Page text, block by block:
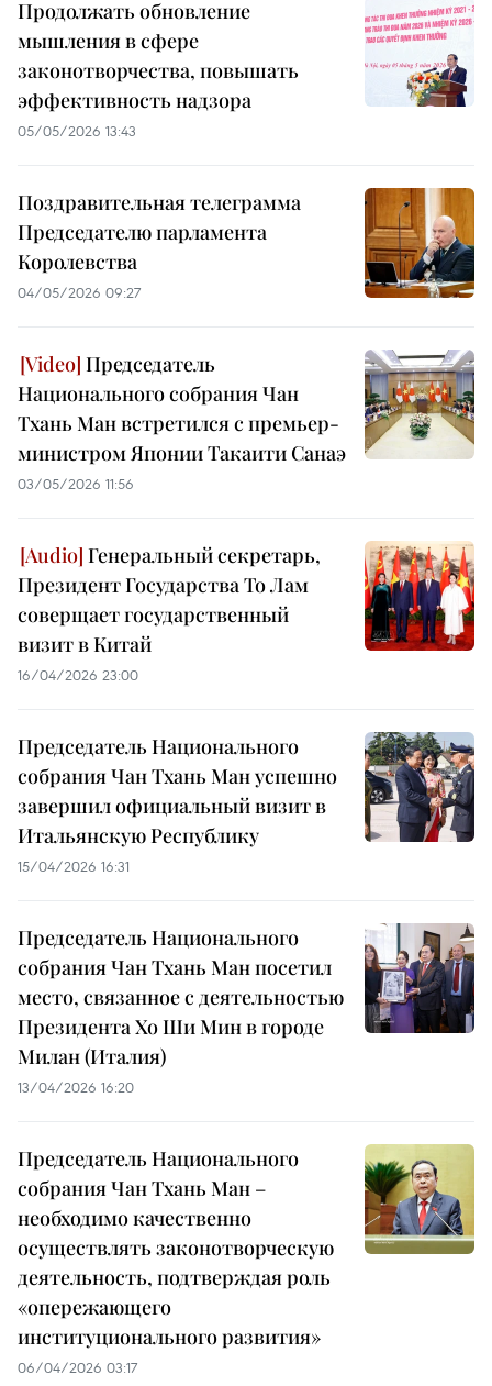
Продолжать обновление
мышления в сфере
законотворчества, повышать
эффективность надзора
05/05/2026 13:43
Поздравительная телеграмма
Председателю парламента
Королевства
04/05/2026 09:27
Председатель
Национального собрания Чан
Тхань Ман встретился с премьер-
министром Японии Такаити Санаэ
03/05/2026 11:56
Генеральный секретарь,
Президент Государства То Лам
соверщает государственный
визит в Китай
16/04/2026 23:00
Председатель Национального
собрания Чан Тхань Ман успешно
завершил официальный визит в
Итальянскую Республику
15/04/2026 16:31
Председатель Национального
собрания Чан Тхань Ман посетил
место, связанное с деятельностью
Президента Хо Ши Мин в городе
Милан (Италия)
13/04/2026 16:20
Председатель Национального
собрания Чан Тхань Ман –
необходимо качественно
осуществлять законотворческую
деятельность, подтверждая роль
«опережающего
институционального развития»
06/04/2026 03:17